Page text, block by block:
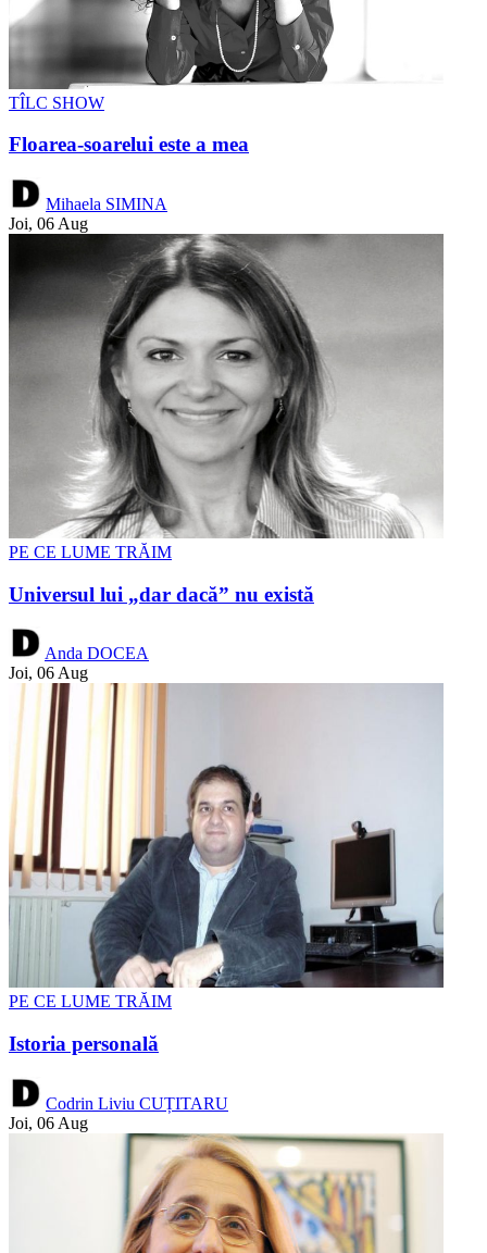
TÎLC SHOW
Floarea-soarelui este a mea
Mihaela SIMINA
Joi, 06 Aug
PE CE LUME TRĂIM
Universul lui „dar dacă” nu există
Anda DOCEA
Joi, 06 Aug
PE CE LUME TRĂIM
Istoria personală
Codrin Liviu CUȚITARU
Joi, 06 Aug